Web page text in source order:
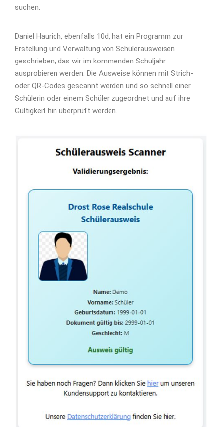
suchen.
Daniel Haurich, ebenfalls 10d, hat ein Programm zur
Erstellung und Verwaltung von Schülerausweisen
geschrieben, das wir im kommenden Schuljahr
ausprobieren werden. Die Ausweise können mit Strich-
oder QR-Codes gescannt werden und so schnell einer
Schülerin oder einem Schüler zugeordnet und auf ihre
Gültigkeit hin überprüft werden.